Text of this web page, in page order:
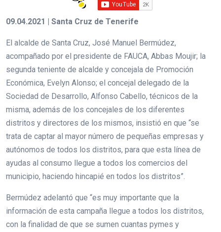
09.04.2021 | Santa Cruz de Tenerife
El alcalde de Santa Cruz, José Manuel Bermúdez,
acompañado por el presidente de FAUCA, Abbas Moujir; la
segunda teniente de alcalde y concejala de Promoción
Económica, Evelyn Alonso; el concejal delegado de la
Sociedad de Desarrollo, Alfonso Cabello, técnicos de la
misma, además de los concejales de los diferentes
distritos y directores de los mismos, insistió en que “se
trata de captar al mayor número de pequeñas empresas y
autónomos de todos los distritos, para que esta línea de
ayudas al consumo llegue a todos los comercios del
municipio, haciendo hincapié en todos los distritos”.
Bermúdez adelantó que “es muy importante que la
información de esta campaña llegue a todos los distritos,
con la finalidad de que se sumen cuantas pymes y